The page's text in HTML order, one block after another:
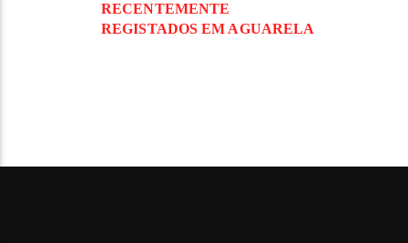
RECENTEMENTE
REGISTADOS EM AGUARELA